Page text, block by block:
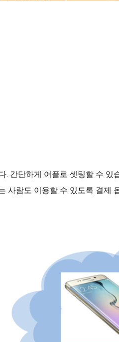
. 간단하게 어플로 셋팅할 수 있
사람도 이용할 수 있도록 결제